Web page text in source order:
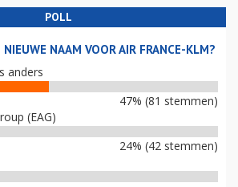
POLL
NIEUWE NAAM VOOR AIR FRANCE-KLM?
anders
47% (81 stemmen)
(EAG)
24% (42 stemmen)